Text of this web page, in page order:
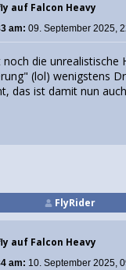
auf Falcon Heavy
am: 09. September 2025,
die unrealistische
(lol) wenigstens
das ist damit nun
FlyRider
auf Falcon Heavy
am: 10. September 2025,